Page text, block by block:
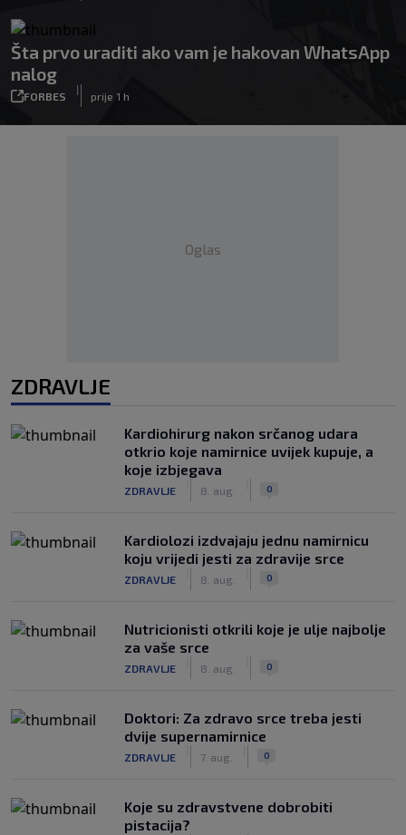
Šta prvo uraditi ako vam je hakovan WhatsApp
nalog
FORBES
|
prije 1 h
Oglas
ZDRAVLJE
Kardiohirurg nakon srčanog udara
otkrio koje namirnice uvijek kupuje, a
koje izbjegava
ZDRAVLJE 8. aug. 0
Kardiolozi izdvajaju jednu namirnicu
koju vrijedi jesti za zdravije srce
ZDRAVLJE 8. aug. 0
Nutricionisti otkrili koje je ulje najbolje
za vaše srce
ZDRAVLJE 8. aug. 0
Doktori: Za zdravo srce treba jesti
dvije supernamirnice
ZDRAVLJE 7. aug. 0
Koje su zdravstvene dobrobiti
pistacija?